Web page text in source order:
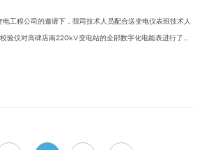
工程公司的邀请下，我司技术人员配合送变电仪表班技术人
验仪对高碑店南220kV变电站的全部数字化电能表进行了现